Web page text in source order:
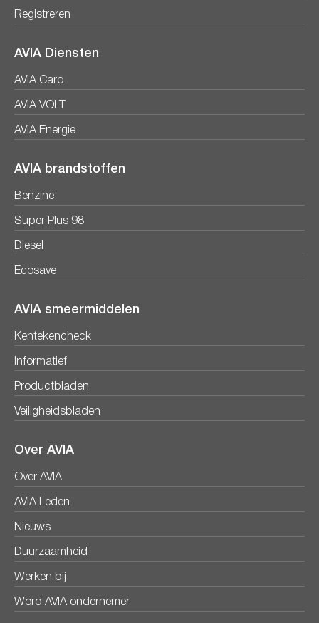
Registreren
AVIA Diensten
AVIA Card
AVIA VOLT
AVIA Energie
AVIA brandstoffen
Benzine
Super Plus 98
Diesel
Ecosave
AVIA smeermiddelen
Kentekencheck
Informatief
Productbladen
Veiligheidsbladen
Over AVIA
Over AVIA
AVIA Leden
Nieuws
Duurzaamheid
Werken bij
Word AVIA ondernemer